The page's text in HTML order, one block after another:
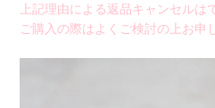
上記理由による返品キャンセルは
ご購入の際はよくご検討の上お申